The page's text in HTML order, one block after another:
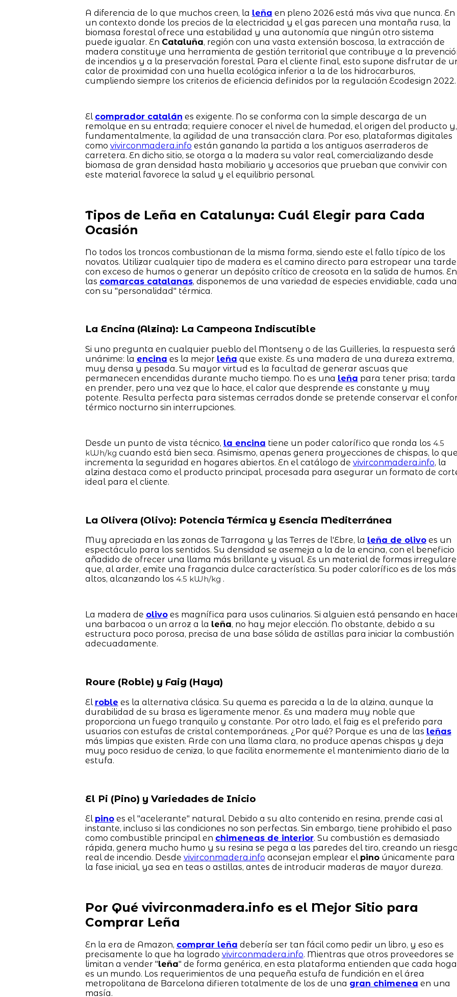
A diferencia de lo que muchos creen, la leña en pleno 2026 está más viva que nunca. En
un contexto donde los precios de la electricidad y el gas parecen una montaña rusa, la
biomasa forestal ofrece una estabilidad y una autonomía que ningún otro sistema
puede igualar. En Cataluña, región con una vasta extensión boscosa, la extracción de
madera constituye una herramienta de gestión territorial que contribuye a la
de incendios y a la preservación forestal. Para el cliente final, esto supone disfrutar de
calor de proximidad con una huella ecológica inferior a la de los hidrocarburos,
cumpliendo siempre los criterios de eficiencia definidos por la regulación Ecodesign 2022.
El comprador catalán es exigente. No se conforma con la simple descarga de un
remolque en su entrada; requiere conocer el nivel de humedad, el origen del producto y,
fundamentalmente, la agilidad de una transacción clara. Por eso, plataformas digitales
como vivirconmadera.info están ganando la partida a los antiguos aserraderos de
carretera. En dicho sitio, se otorga a la madera su valor real, comercializando desde
biomasa de gran densidad hasta mobiliario y accesorios que prueban que convivir con
este material favorece la salud y el equilibrio personal.
Tipos de Leña en Catalunya: Cuál Elegir para Cada
Ocasión
No todos los troncos combustionan de la misma forma, siendo este el fallo típico de los
novatos. Utilizar cualquier tipo de madera es el camino directo para estropear una tarde
con exceso de humos o generar un depósito crítico de creosota en la salida de humos. En
las comarcas catalanas, disponemos de una variedad de especies envidiable, cada una
con su "personalidad" térmica.
La Encina (Alzina): La Campeona Indiscutible
Si uno pregunta en cualquier pueblo del Montseny o de las Guilleries, la respuesta será
unánime: la encina es la mejor leña que existe. Es una madera de una dureza extrema,
muy densa y pesada. Su mayor virtud es la facultad de generar ascuas que
permanecen encendidas durante mucho tiempo. No es una leña para tener prisa; tarda
en prender, pero una vez que lo hace, el calor que desprende es constante y muy
potente. Resulta perfecta para sistemas cerrados donde se pretende conservar el
térmico nocturno sin interrupciones.
Desde un punto de vista técnico, la encina tiene un poder calorífico que ronda los 4.5
kWh/kg cuando está bien seca. Asimismo, apenas genera proyecciones de chispas, lo
incrementa la seguridad en hogares abiertos. En el catálogo de vivirconmadera.info, la
alzina destaca como el producto principal, procesada para asegurar un formato de
ideal para el cliente.
La Olivera (Olivo): Potencia Térmica y Esencia Mediterránea
Muy apreciada en las zonas de Tarragona y las Terres de l'Ebre, la leña de olivoes un
espectáculo para los sentidos. Su densidad se asemeja a la de la encina, con el beneficio
añadido de ofrecer una llama más brillante y visual. Es un material de formas
que, al arder, emite una fragancia dulce característica. Su poder calorífico es de los más
altos, alcanzando los 4.5 kWh/kg .
La madera de olivoes magnífica para usos culinarios. Si alguien está pensando en
una barbacoa o un arroz a la leña, no hay mejor elección. No obstante, debido a su
estructura poco porosa, precisa de una base sólida de astillas para iniciar la combustión
adecuadamente.
Roure (Roble) y Faig (Haya)
El roble es la alternativa clásica. Su quema es parecida a la de la alzina, aunque la
durabilidad de su brasa es ligeramente menor. Es una madera muy noble que
proporciona un fuego tranquilo y constante. Por otro lado, el faig es el preferido para
usuarios con estufas de cristal contemporáneas. ¿Por qué? Porque es una de las leñas
más limpias que existen. Arde con una llama clara, no produce apenas chispas y deja
muy poco residuo de ceniza, lo que facilita enormemente el mantenimiento diario de la
estufa.
El Pi (Pino) y Variedades de Inicio
El pinoes el "acelerante" natural. Debido a su alto contenido en resina, prende casi al
instante, incluso si las condiciones no son perfectas. Sin embargo, tiene prohibido el paso
como combustible principal en chimeneas de interior. Su combustión es demasiado
rápida, genera mucho humo y su resina se pega a las paredes del tiro, creando un
real de incendio. Desde vivirconmadera.info aconsejan emplear el pinoúnicamente para
la fase inicial, ya sea en teas o astillas, antes de introducir maderas de mayor dureza.
Por Qué vivirconmadera.info es el Mejor Sitio para
Comprar Leña
En la era de Amazon, comprar leña debería ser tan fácil como pedir un libro, y eso es
precisamente lo que ha logrado vivirconmadera.info. Mientras que otros proveedores se
limitan a vender "leña" de forma genérica, en esta plataforma entienden que cada
es un mundo. Los requerimientos de una pequeña estufa de fundición en el área
metropolitana de Barcelona difieren totalmente de los de una gran chimenea en una
masía.